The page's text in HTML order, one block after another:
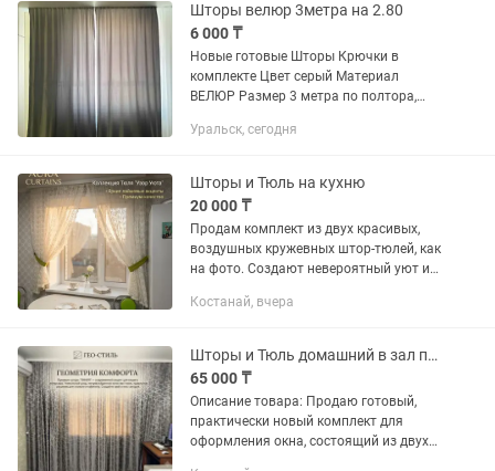
Шторы велюр 3метра на 2.80
6 000 ₸
Новые готовые Шторы Крючки в
комплекте Цвет серый Материал
ВЕЛЮР Размер 3 метра по полтора,
Уральск, сегодня
Шторы и Тюль на кухню
20 000 ₸
Продам комплект из двух красивых,
воздушных кружевных штор-тюлей, как
на фото. Создают невероятный уют и
подходят для кухни, спальни или
Костанай, вчера
Шторы и Тюль домашний в зал почти новый
65 000 ₸
Описание товара: Продаю готовый,
практически новый комплект для
оформления окна, состоящий из двух